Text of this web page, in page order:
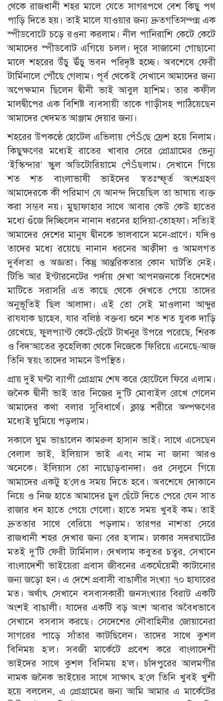
থেকে রাজধানী শহর মালে যেতে সাগরপথে বেশ কিছু পথ
পাড়ি দিতে হয়। তাই মালে যাওয়ার জন্য দ্রুতগতিসম্পন্ন এক
স্পীডবোটে চড়ে রওনা করলাম। নীল পানিরাশি কেটে কেটে
আমাদের স্পীডবোট এগিয়ে চলল। দূরে সাজানো গোছানো
মালে শহরের উঁচু ঊঁচু ভবন পরিদৃষ্ট হচ্ছে। অবশেষে ফেরী
টার্মিনালে পৌঁছে গেলাম। পূর্ব থেকেই সেখানে আমাদের জন্য
অপেক্ষমান ছিলেন দ্বীনী ভাই আবুল হাশিম। তার কফীল
মালদ্বীপের এক বিশিষ্ট ব্যবসায়ী তাকে গাড়ীসহ পাঠিয়েছেন
আমাদের খেদমত আঞ্জাম দেয়ার জন্য।
শহরের উপকণ্ঠে হোটেল এভিলায় পেঁŠছে ফ্রেশ হয়ে নিলাম।
কিছুক্ষণের মধ্যেই রাতের খাবার সেরে প্রোগ্রামের ভেন্যু
‘ইস্কিন্দার’ স্কুল অডিটোরিয়ামে পেঁŠছলাম। সেখানে গিয়ে
শত শত বাংলাভাষী ভাইদের স্বতঃস্ফূর্ত অংশগ্রহণ
আমাদেরকে কী পরিমাণ যে আনন্দ দিয়েছিল তা ভাষায় ব্যক্ত
করা সম্ভব নয়। মুছাফাহার সাথে আবার কেউ কেউ হাতের
মধ্যে গুঁজে দিচ্ছিলেন নানান ধরনের হাদিয়া-তোহফা। সত্যিই
আমাদের দেশের মানুষ দ্বীনকে ভালবাসে মনে-প্রাণে। যদিও
তাদের মধ্যে রয়েছে নানান ধরনের আক্বীদা ও আমলগত
দুর্বলতা ও অজ্ঞতা। কিন্তু আন্তরিকতার কোন ঘাটতি নেই।
টিভি আর ইন্টারনেটের পর্দায় দেখা আপনজনকে বিদেশের
মাটিতে সরাসরি এত কাছে থেকে দেখতে পেয়ে তাদের
অনুভূতিই ছিল আলাদা। এই তো সেই মাওলানা আব্দুর
রাযযাক ছাহেব, যার বলিষ্ঠ বক্তব্য শুনে শত শত যুবক দাড়ি
রেখেছে, ফুলপ্যান্ট কেটে-ছেঁটে টাখনুর উপরে পরেছে, শিরক
ও বিদ‘আতের কুহেলিকা থেকে নিজেকে ফিরিয়ে এনেছে-আজ
তিনি স্বয়ং তাদের সামনে উপস্থিত।
প্রায় দুই ঘণ্টা ব্যাপী প্রোগ্রাম শেষ করে হোটেলে ফিরে এলাম।
জনৈক দ্বীনী ভাই তার নিজের দু’টি মোবাইল রেখে গেলেন
আমাদের কথা বলার সুবিধার্থে। ক্লান্ত শরীরে অল্পক্ষণের
মধ্যেই ঘুমিয়ে পড়লাম।
সকালে ঘুম ভাঙালেন কামরুল হাসান ভাই। সাথে এসেছেন
বেলাল ভাই, ইলিয়াস ভাই এবং নাম না জানা আরও
অনেকে। ইলিয়াস তো নাছোড়বানদা। ওর সেলুনে গিয়ে
আমাদের একটু হ’লেও সময় দিতে হবে। অবশেষে দোকানে
নিয়ে ও নিজ হাতে আমাদের চুল ছেঁটে দিতে পেরে যেন সাত
রাজার ধন হাতে পেয়ে গেলো। হাতে সময় খুবই কম। তাই
দ্রুততার সাথে বেরিয়ে পড়লাম। তারপর নাশতা সেরে
রাজধানী শহর দেখার জন্য বের হ’লাম। ঢাকার সদরঘাটের
মতই দু’টি ফেরী টার্মিনাল। দেখলাম কবুতর চত্বর, সেখানে
বাংলাদেশী ভাইয়েরা প্রবাস জীবনের একঘেঁয়েমী কাটানোর
জন্য জড়ো হন। এ দেশে প্রবাসী বাঙালীর সংখ্যা ৭০ হাযারের
মত। অর্থাৎ সেখানে বসবাসকারী জনসংখ্যার বিরাট একটি
অংশই বাঙালী। যাদের একটি বড় অংশ আবার অবৈধভাবে
সেখানে বসবাস করছে। সেদেশের নৌবাহিনীর জোয়ানেরা
সাগরের পাড়ে সাঁতার কাটছিলেন। তাদের সাথে কুশল
বিনিময় হ’ল। সবজী মার্কেটে প্রবেশ করে বাংলাদেশী
ভাইদের সাথে কুশল বিনিময় হ’ল। চাঁদপুরের আলমগীর
নামক জনৈক ভাইয়ের সাথে সাক্ষাৎ হ’লে তিনি খুবই খুশী
হয়ে বললেন, এ প্রোগ্রামের জন্য আমি আমার এ মার্কেটের